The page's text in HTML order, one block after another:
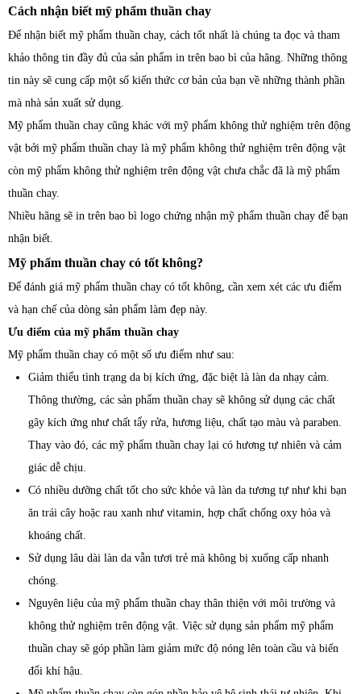
Cách nhận biết mỹ phẩm thuần chay
Để nhận biết mỹ phẩm thuần chay, cách tốt nhất là chúng ta đọc và tham
khảo thông tin đầy đủ của sản phẩm in trên bao bì của hãng. Những thông
tin này sẽ cung cấp một số kiến thức cơ bản của bạn về những thành phần
mà nhà sản xuất sử dụng.
Mỹ phẩm thuần chay cũng khác với mỹ phẩm không thử nghiệm trên động
vật bởi mỹ phẩm thuần chay là mỹ phẩm không thử nghiệm trên động vật
còn mỹ phẩm không thử nghiệm trên động vật chưa chắc đã là mỹ phẩm
thuần chay.
Nhiều hãng sẽ in trên bao bì logo chứng nhận mỹ phẩm thuần chay để bạn
nhận biết.
Mỹ phẩm thuần chay có tốt không?
Để đánh giá mỹ phẩm thuần chay có tốt không, cần xem xét các ưu điểm
và hạn chế của dòng sản phẩm làm đẹp này.
Ưu điểm của mỹ phẩm thuần chay
Mỹ phẩm thuần chay có một số ưu điểm như sau:
Giảm thiểu tình trạng da bị kích ứng, đặc biệt là làn da nhạy cảm.
Thông thường, các sản phẩm thuần chay sẽ không sử dụng các chất
gây kích ứng như chất tẩy rửa, hương liệu, chất tạo màu và paraben.
Thay vào đó, các mỹ phẩm thuần chay lại có hương tự nhiên và cảm
giác dễ chịu.
Có nhiều dưỡng chất tốt cho sức khỏe và làn da tương tự như khi bạn
ăn trái cây hoặc rau xanh như vitamin, hợp chất chống oxy hóa và
khoáng chất.
Sử dụng lâu dài làn da vẫn tươi trẻ mà không bị xuống cấp nhanh
chóng.
Nguyên liệu của mỹ phẩm thuần chay thân thiện với môi trường và
không thử nghiệm trên động vật. Việc sử dụng sản phẩm mỹ phẩm
thuần chay sẽ góp phần làm giảm mức độ nóng lên toàn cầu và biến
đổi khí hậu.